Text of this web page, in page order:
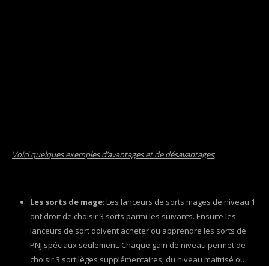
Voici quelques exemples d’avantages et de désavantages;
Les sorts de mage: Les lanceurs de sorts mages de niveau 1
ont droit de choisir 3 sorts parmi les suivants. Ensuite les
lanceurs de sort doivent acheter ou apprendre les sorts de
PNJ spéciaux seulement. Chaque gain de niveau permet de
choisir 3 sortilèges supplémentaires, du niveau maitrisé ou